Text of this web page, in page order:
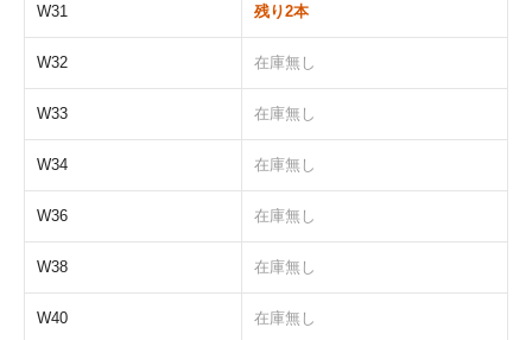
W31 残り2本
W32 在庫無し
W33 在庫無し
W34 在庫無し
W36 在庫無し
W38 在庫無し
W40 在庫無し